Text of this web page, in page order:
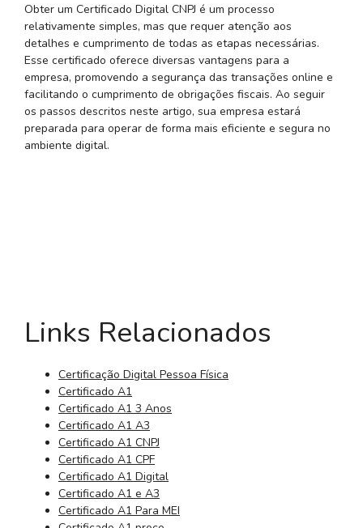
Obter um Certificado Digital CNPJ é um processo
relativamente simples, mas que requer atenção aos
detalhes e cumprimento de todas as etapas necessárias.
Esse certificado oferece diversas vantagens para a
empresa, promovendo a segurança das transações online e
facilitando o cumprimento de obrigações fiscais. Ao seguir
os passos descritos neste artigo, sua empresa estará
preparada para operar de forma mais eficiente e segura no
ambiente digital.
Links Relacionados
Certificação Digital Pessoa Física
Certificado A1
Certificado A1 3 Anos
Certificado A1 A3
Certificado A1 CNPJ
Certificado A1 CPF
Certificado A1 Digital
Certificado A1 e A3
Certificado A1 Para MEI